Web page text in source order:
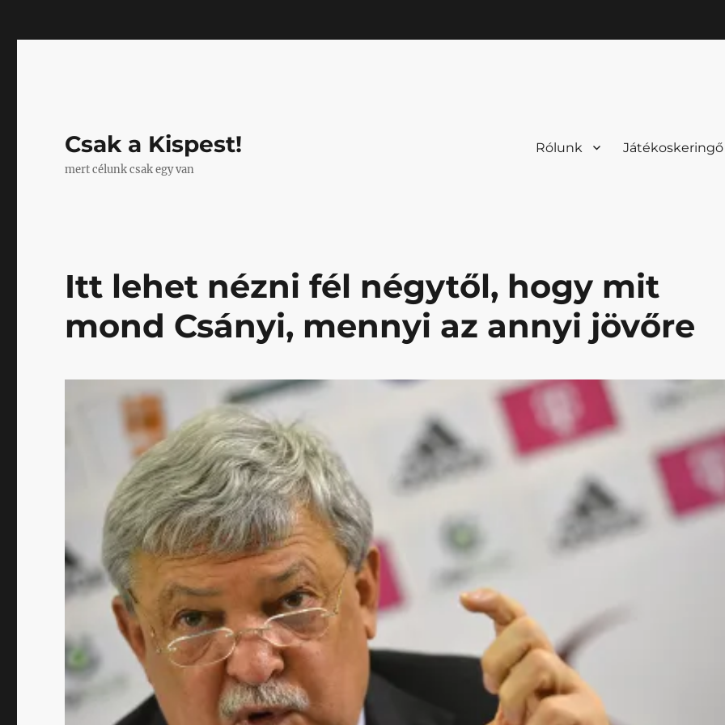
Csak a Kispest!
mert célunk csak egy van
Rólunk Játékoskeringő
Itt lehet nézni fél négytől, hogy mit
mond Csányi, mennyi az annyi jövőre